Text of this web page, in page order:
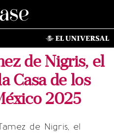
de Nigris, el
Casa de los
2025
de Nigris, el